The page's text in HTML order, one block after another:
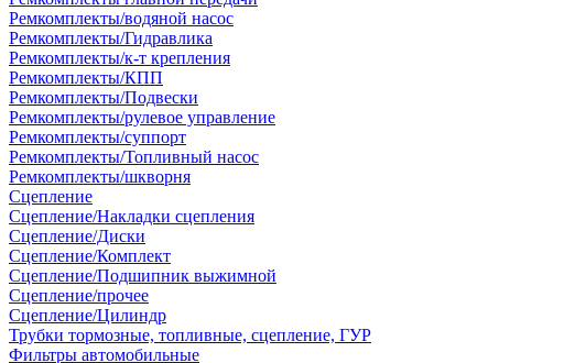
Ремкомплекты/водяной насос
Ремкомплекты/Гидравлика
Ремкомплекты/к-т крепления
Ремкомплекты/КПП
Ремкомплекты/Подвески
Ремкомплекты/рулевое управление
Ремкомплекты/суппорт
Ремкомплекты/Топливный насос
Ремкомплекты/шкворня
Сцепление
Сцепление/Накладки сцепления
Сцепление/Диски
Сцепление/Комплект
Сцепление/Подшипник выжимной
Сцепление/прочее
Сцепление/Цилиндр
Трубки тормозные, топливные, сцепление, ГУР
Фильтры автомобильные